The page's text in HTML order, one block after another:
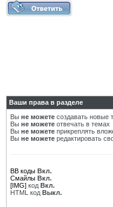
Ваши права в разделе
Вы не можете создавать новые
Вы не можете отвечать в темах
Вы не можете прикреплять
Вы не можете редактировать
BB коды Вкл.
Смайлы Вкл.
[IMG] код Вкл.
HTML код Выкл.